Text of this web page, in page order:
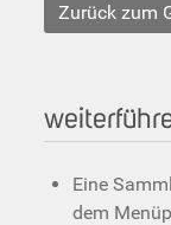
Zurück zum
Eine
dem